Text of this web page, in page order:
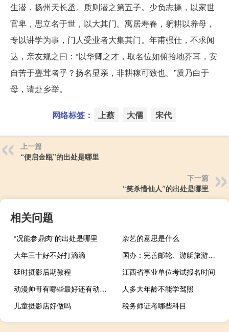
生潜，扬州天长丞。质则潜之第五子。少负志操，以家世
官卑，思立名于世，以大其门。寓居寿春，躬耕以养母，
专以讲学为事，门人受业者大集其门。年甫强仕，不求闻
达，亲友规之曰：“以华卿之才，取名位如俯拾地芥耳，安
自苦于亹茸者乎？扬名显亲，非耕稼可致也。”质乃白于
母，请赴乡举。
网络标签： 上蔡 大儒 宋代
上一篇
“便启金瓯”的出处是哪里
下一篇
“笑杀懵仙人”的出处是哪里
相关问题
“况能参鼎肉”的出处是哪里
杂艺的意思是什么
大年三十好不好打滴滴
国办：完善邮轮、游艇旅游政策 推进国际邮轮运输全面复航
延时摄影后期教程
江西省事业单位考试报名时间
动漫帅哥有哪些最好还有动漫名
人多大年龄不能学驾照
儿童摄影店好做吗
税务师证考哪些科目